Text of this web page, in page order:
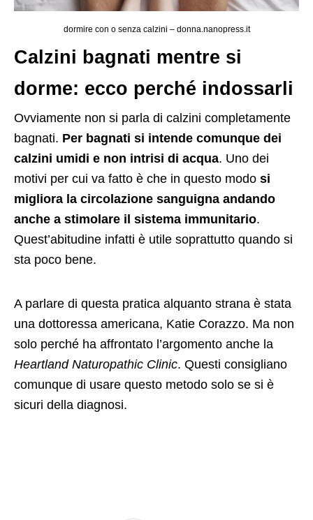
dormire con o senza calzini – donna.nanopress.it
Calzini bagnati mentre si
dorme: ecco perché indossarli
Ovviamente non si parla di calzini completamente
bagnati. Per bagnati si intende comunque dei
calzini umidi e non intrisi di acqua. Uno dei
motivi per cui va fatto è che in questo modo si
migliora la circolazione sanguigna andando
anche a stimolare il sistema immunitario.
Quest’abitudine infatti è utile soprattutto quando si
sta poco bene.
A parlare di questa pratica alquanto strana è stata
una dottoressa americana, Katie Corazzo. Ma non
solo perché ha affrontato l’argomento anche la
Heartland Naturopathic Clinic. Questi consigliano
comunque di usare questo metodo solo se si è
sicuri della diagnosi.